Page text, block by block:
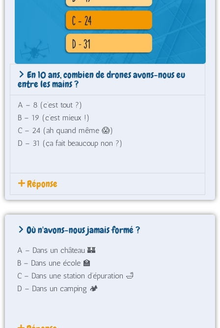
En 10 ans, combien de drones avons-nous eu
entre les mains ?
A – 8 (c’est tout ?)
B – 19 (c’est mieux !)
C – 24 (ah quand même 😱)
D – 31 (ça fait beaucoup non ?)
Réponse
Où n'avons-nous jamais formé ?
A – Dans un château 🏰
B – Dans une école 🏫
C – Dans une station d’épuration 🛁
D – Dans un camping 🏕️